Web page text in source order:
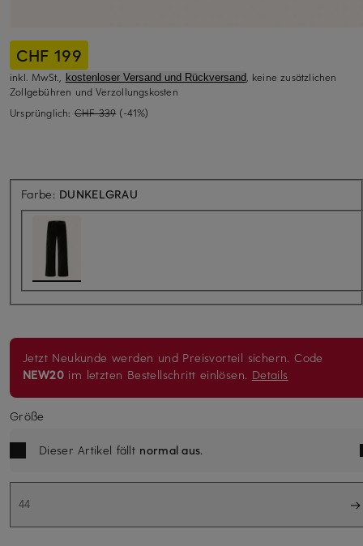
CHF 199
inkl. MwSt., kostenloser Versand und Rückversand, keine zusätzlichen
Zollgebühren und Verzollungskosten
Ursprünglich: CHF 339 (-41%)
Farbe: DUNKELGRAU
Jetzt Neukunde werden und Preisvorteil sichern. Code
NEW20 im letzten Bestellschritt einlösen. Details
Größe
Dieser Artikel fällt normal aus.
44